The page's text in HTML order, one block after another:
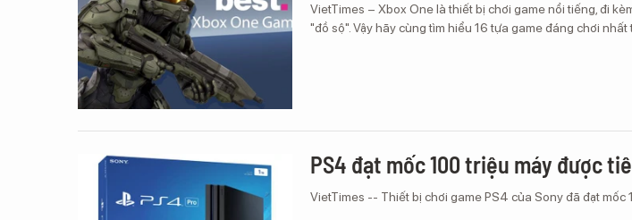
VietTimes – Xbox One là thiết bị chơi game nổi tiếng, đi
"đồ sộ". Vậy hãy cùng tìm hiểu 16 tựa game đáng chơi nhất
PS4 đạt mốc 100 triệu máy được
VietTimes -- Thiết bị chơi game PS4 của Sony đã đạt mốc